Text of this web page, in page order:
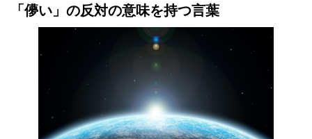
「儚い」の反対の意味を持つ言葉